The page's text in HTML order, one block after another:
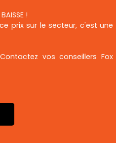
!
prix sur le secteur, c'est une
vos conseillers Fox